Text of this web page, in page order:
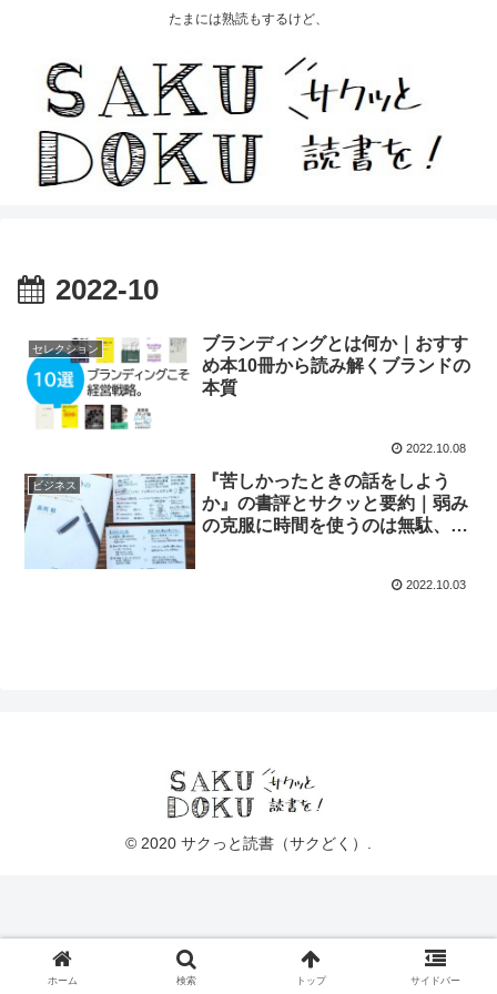
たまには熟読もするけど、
2022-10
セレクション
ブランディングとは何か｜おすす
め本10冊から読み解くブランドの
本質
2022.10.08
ビジネス
『苦しかったときの話をしよう
か』の書評とサクッと要約｜弱み
の克服に時間を使うのは無駄、強
2022.10.03
© 2020 サクっと読書（サクどく）.
ホーム 検索 トップ サイドバー